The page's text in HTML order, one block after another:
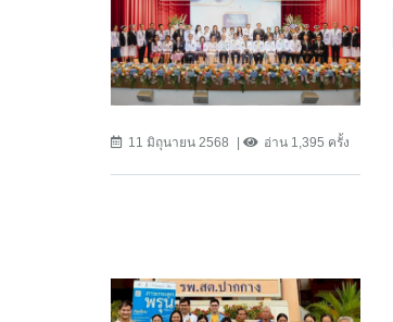
11 มิถุนายน 2568 อ่าน 1,395 ครั้ง